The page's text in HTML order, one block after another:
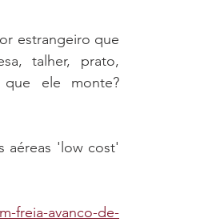
estrangeiro que
talher, prato,
que ele monte?
aéreas 'low cost'
freia-avanco-de-